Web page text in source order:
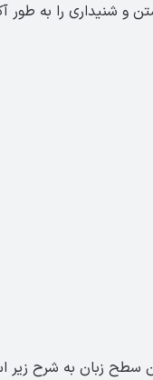
و شنیداری را به طور
سطح زبان به شرح زیر